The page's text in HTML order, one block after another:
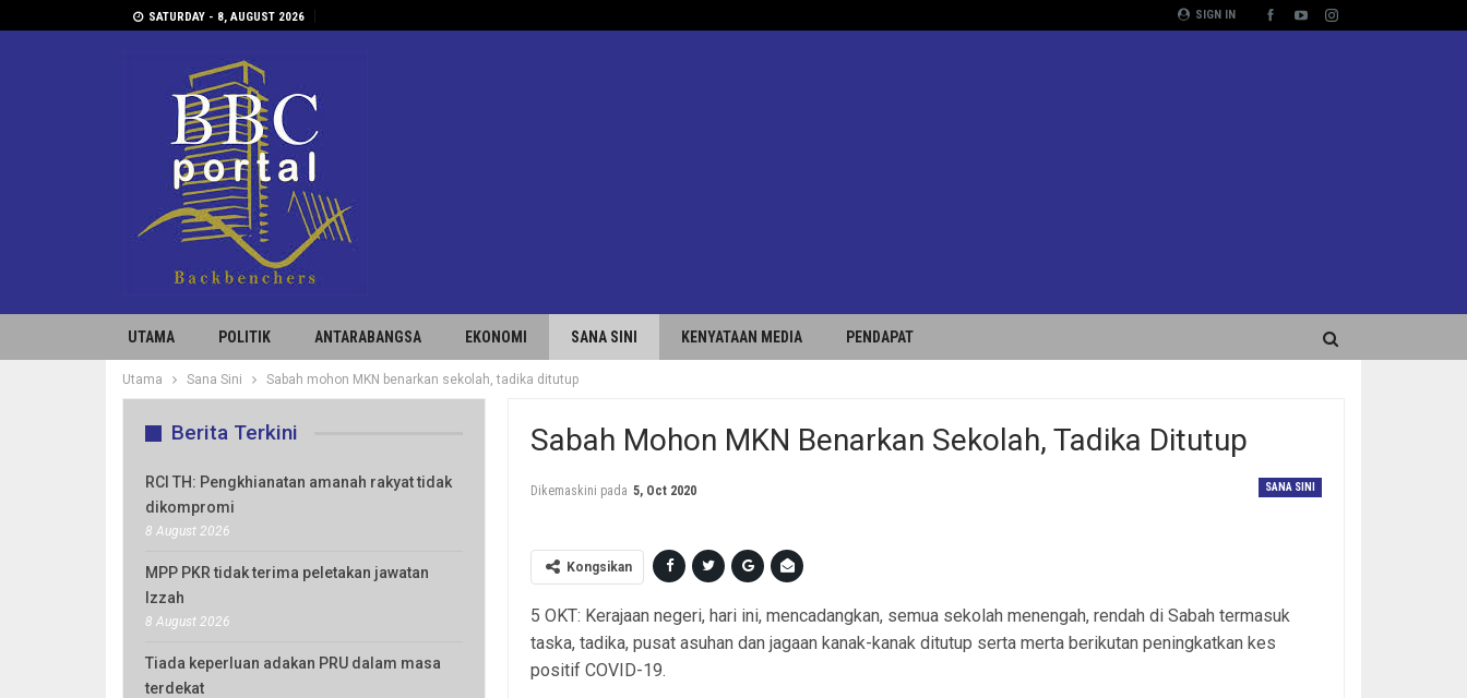
SIGN IN
SATURDAY - 8, AUGUST 2026
UTAMA POLITIK ANTARABANGSA EKONOMI SANA SINI KENYATAAN MEDIA PENDAPAT
Utama Sana Sini Sabah mohon MKN benarkan sekolah, tadika ditutup
Sabah Mohon MKN Benarkan Sekolah, Tadika Ditutup
SANA SINI
Dikemaskini pada 5, Oct 2020
Kongsikan
5 OKT: Kerajaan negeri, hari ini, mencadangkan, semua sekolah menengah, rendah di Sabah termasuk
taska, tadika, pusat asuhan dan jagaan kanak-kanak ditutup serta merta berikutan peningkatkan kes
positif COVID-19.
Berita Terkini
RCI TH: Pengkhianatan amanah rakyat tidak
dikompromi
8 August 2026
MPP PKR tidak terima peletakan jawatan
Izzah
8 August 2026
Tiada keperluan adakan PRU dalam masa
terdekat